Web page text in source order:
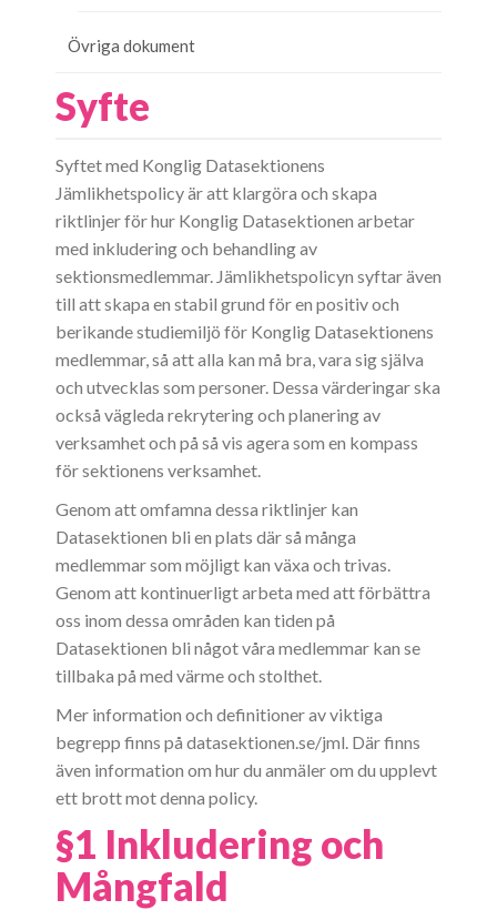
Övriga dokument
Syfte
Syftet med Konglig Datasektionens
Jämlikhetspolicy är att klargöra och skapa
riktlinjer för hur Konglig Datasektionen arbetar
med inkludering och behandling av
sektionsmedlemmar. Jämlikhetspolicyn syftar även
till att skapa en stabil grund för en positiv och
berikande studiemiljö för Konglig Datasektionens
medlemmar, så att alla kan må bra, vara sig själva
och utvecklas som personer. Dessa värderingar ska
också vägleda rekrytering och planering av
verksamhet och på så vis agera som en kompass
för sektionens verksamhet.
Genom att omfamna dessa riktlinjer kan
Datasektionen bli en plats där så många
medlemmar som möjligt kan växa och trivas.
Genom att kontinuerligt arbeta med att förbättra
oss inom dessa områden kan tiden på
Datasektionen bli något våra medlemmar kan se
tillbaka på med värme och stolthet.
Mer information och definitioner av viktiga
begrepp finns på datasektionen.se/jml. Där finns
även information om hur du anmäler om du upplevt
ett brott mot denna policy.
§1 Inkludering och
Mångfald